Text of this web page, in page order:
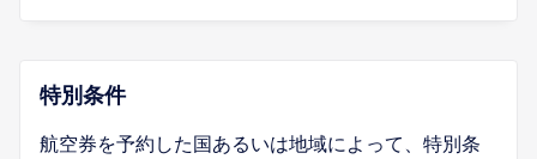
特別条件
航空券を予約した国あるいは地域によって、特別条